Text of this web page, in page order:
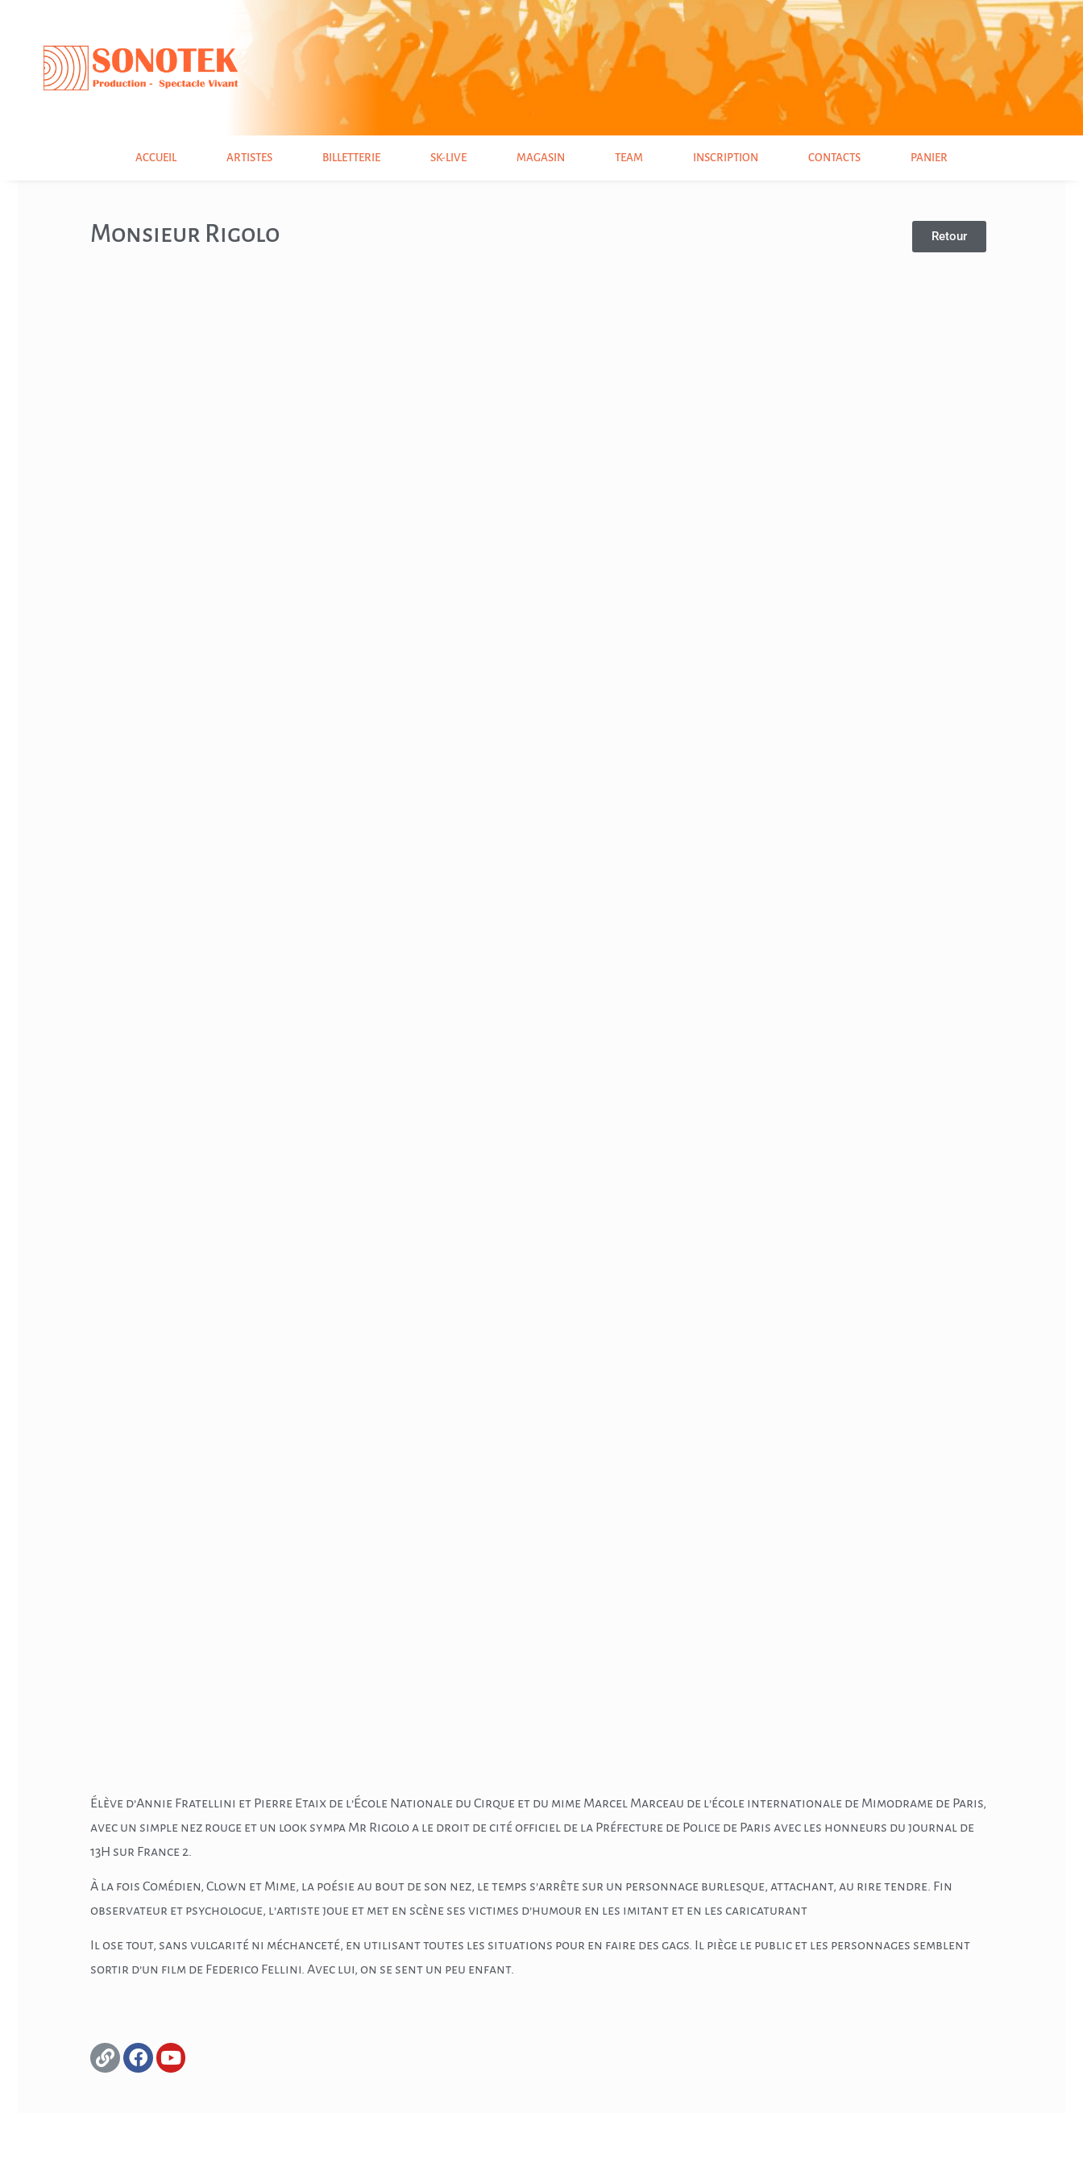
ACCUEIL ARTISTES BILLETTERIE SK-LIVE MAGASIN TEAM INSCRIPTION CONTACTS PANIER
Monsieur Rigolo Retour
Élève d’Annie Fratellini et Pierre Etaix de l’École Nationale du Cirque et du mime Marcel Marceau de l’école internationale de Mimodrame de Paris,
avec un simple nez rouge et un look sympa Mr Rigolo a le droit de cité officiel de la Préfecture de Police de Paris avec les honneurs du journal de
13H sur France 2.
À la fois Comédien, Clown et Mime, la poésie au bout de son nez, le temps s’arrête sur un personnage burlesque, attachant, au rire tendre. Fin
observateur et psychologue, l’artiste joue et met en scène ses victimes d’humour en les imitant et en les caricaturant
Il ose tout, sans vulgarité ni méchanceté, en utilisant toutes les situations pour en faire des gags. Il piège le public et les personnages semblent
sortir d’un film de Federico Fellini. Avec lui, on se sent un peu enfant.